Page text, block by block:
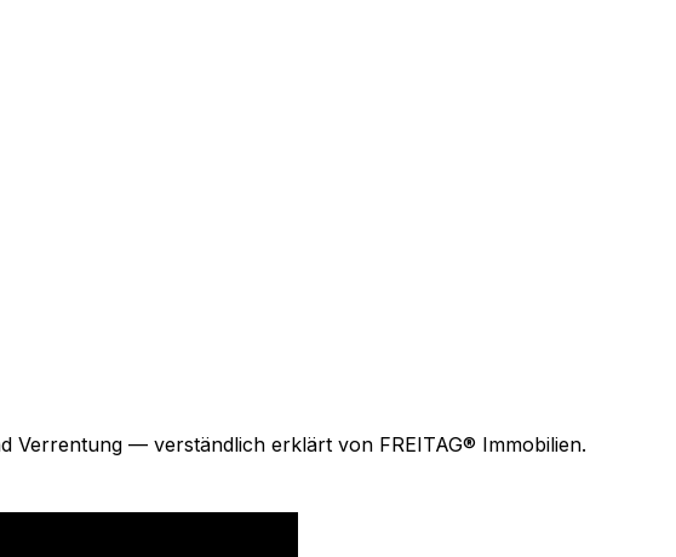
Verrentung — verständlich erklärt von FREITAG® Immobilien.